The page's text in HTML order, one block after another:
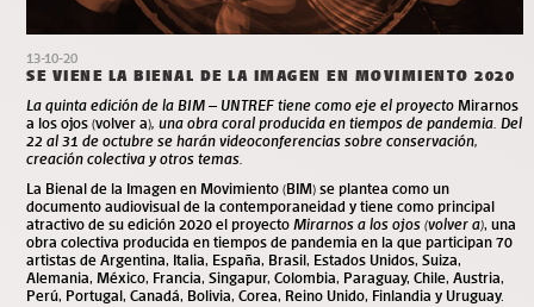
13-10-20
SE VIENE LA BIENAL DE LA IMAGEN EN MOVIMIENTO 2020
La quinta edición de la BIM – UNTREF tiene como eje el proyecto Mirarnos
a los ojos (volver a), una obra coral producida en tiempos de pandemia. Del
22 al 31 de octubre se harán videoconferencias sobre conservación,
creación colectiva y otros temas.
La Bienal de la Imagen en Movimiento (BIM) se plantea como un
documento audiovisual de la contemporaneidad y tiene como principal
atractivo de su edición 2020 el proyecto Mirarnos a los ojos (volver a), una
obra colectiva producida en tiempos de pandemia en la que participan 70
artistas de Argentina, Italia, España, Brasil, Estados Unidos, Suiza,
Alemania, México, Francia, Singapur, Colombia, Paraguay, Chile, Austria,
Perú, Portugal, Canadá, Bolivia, Corea, Reino Unido, Finlandia y Uruguay.